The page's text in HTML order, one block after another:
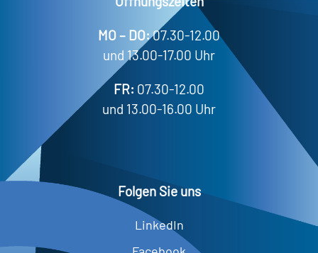
MO – DO:07.30-12.00
und 13.00-17.00 Uhr
FR: 07.30-12.00
und 13.00-16.00 Uhr
Folgen Sie uns
LinkedIn